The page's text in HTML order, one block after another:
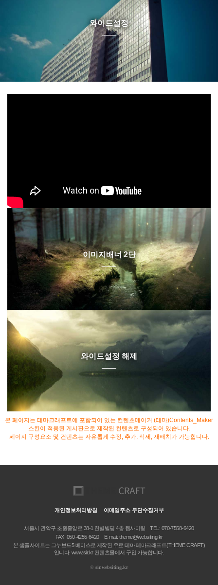
와이드설정
이미지배너 2단
와이드설정 해제
본 페이지는 테마크래프트에 포함되어 있는 컨텐츠메이커 (테마)Contents_Maker
스킨이 적용된 게시판으로 제작된 컨텐츠로 구성되어 있습니다.
페이지 구성요소 및 컨텐츠는 자유롭게 수정, 추가, 삭제, 재배치가 가능합니다.
개인정보처리방침 이메일주소 무단수집거부
서울시 관악구 조원중앙로 38-1 한별빌딩 4층 웹사이팅
TEL: 070-7558-6420
FAX: 050-4255-6420
E-mail: theme@websiting.kr
본 샘플사이트는 그누보드5 베이스로 제작된 유료 테마 테마크래프트(THEME CRAFT)
입니다. www.sir.kr 컨텐츠몰에서 구입 가능합니다.
© sir.websiting.kr